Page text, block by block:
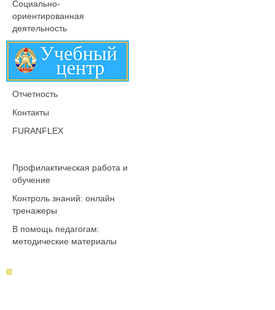
Социально-
ориентированная
деятельность
Отчетность
Контакты
FURANFLEX
Профилактическая работа и
обучение
Контроль знаний: онлайн
тренажеры
В помощь педагогам:
методические материалы